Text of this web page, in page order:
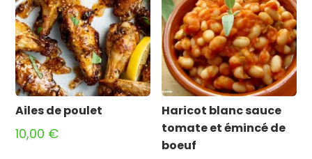
Ailes de poulet
10,00 €
Haricot blanc sauce
tomate et émincé de
boeuf